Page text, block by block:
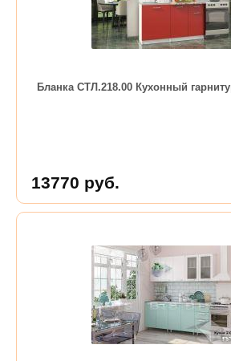
Бланка СТЛ.218.00 Кухонный
13770 руб.